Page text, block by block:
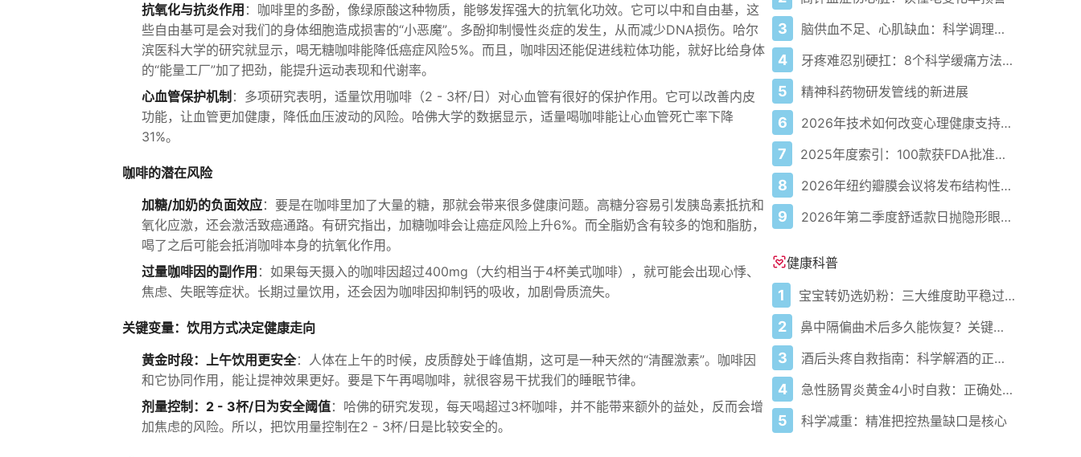
抗氧化与抗炎作用 ：咖啡里的多酚，像绿原酸这种物质，能够发挥强大的抗氧化功效。它可以中和自由基，这
些自由基可是会对我们的身体细胞造成损害的“小恶魔”。多酚抑制慢性炎症的发生，从而减少DNA损伤。哈尔
滨医科大学的研究就显示，喝无糖咖啡能降低癌症风险5%。而且，咖啡因还能促进线粒体功能，就好比给身体
的“能量工厂”加了把劲，能提升运动表现和代谢率。
心血管保护机制 ：多项研究表明，适量饮用咖啡（2 - 3杯/日）对心血管有很好的保护作用。它可以改善内皮
功能，让血管更加健康，降低血压波动的风险。哈佛大学的数据显示，适量喝咖啡能让心血管死亡率下降
31%。
咖啡的潜在风险
加糖/加奶的负面效应：要是在咖啡里加了大量的糖，那就会带来很多健康问题。高糖分容易引发胰岛素抵抗和
氧化应激，还会激活致癌通路。有研究指出，加糖咖啡会让癌症风险上升6%。而全脂奶含有较多的饱和脂肪，
喝了之后可能会抵消咖啡本身的抗氧化作用。
过量咖啡因的副作用 ：如果每天摄入的咖啡因超过400mg（大约相当于4杯美式咖啡），就可能会出现心悸、
焦虑、失眠等症状。长期过量饮用，还会因为咖啡因抑制钙的吸收，加剧骨质流失。
关键变量：饮用方式决定健康走向
黄金时段：上午饮用更安全：人体在上午的时候，皮质醇处于峰值期，这可是一种天然的“清醒激素”。咖啡因
和它协同作用，能让提神效果更好。要是下午再喝咖啡，就很容易干扰我们的睡眠节律。
剂量控制：2 - 3杯/日为安全阈值：哈佛的研究发现，每天喝超过3杯咖啡，并不能带来额外的益处，反而会增
加焦虑的风险。所以，把饮用量控制在2 - 3杯/日是比较安全的。
3 脑供血不足、心肌缺血：科学调理全攻略
4 牙疼难忍别硬扛：8个科学缓痛方法收好
5 精神科药物研发管线的新进展
6 2026年技术如何改变心理健康支持的获取方式
7 2025年度索引：100款获FDA批准的AI驱动医疗设备
8 2026年纽约瓣膜会议将发布结构性心脏病最新研究成果
9 2026年第二季度舒适款日抛隐形眼镜推荐，优瞳主打长效佩戴体验
健康科普
1 宝宝转奶选奶粉：三大维度助平稳过渡
2 鼻中隔偏曲术后多久能恢复？关键看这几点
3 酒后头疼自救指南：科学解酒的正确打开方式
4 急性肠胃炎黄金4小时自救：正确处置与误区避坑关键
5 科学减重：精准把控热量缺口是核心